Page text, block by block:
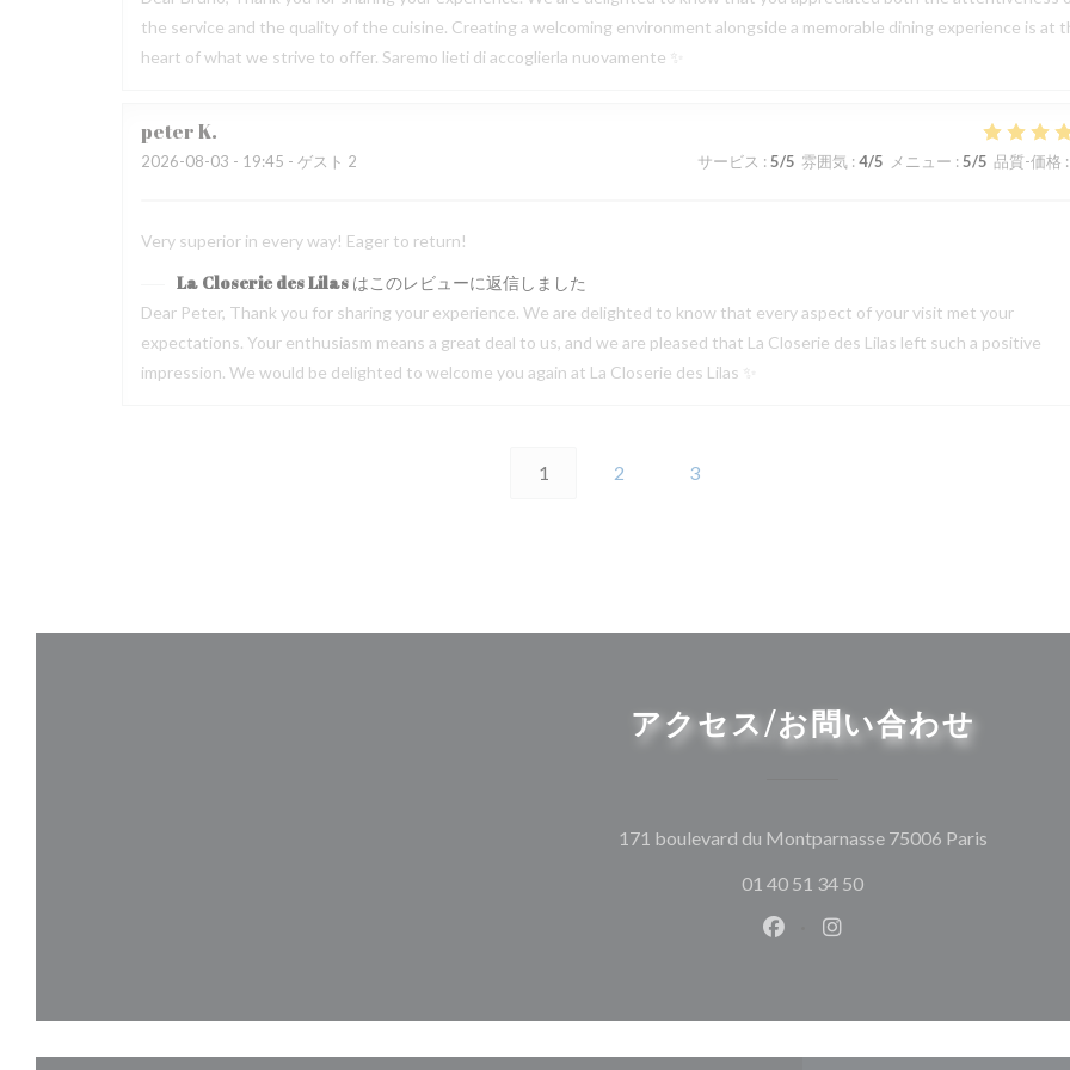
the service and the quality of the cuisine. Creating a welcoming environment alongside a memorable dining experience is at
heart of what we strive to offer. Saremo lieti di accoglierla nuovamente ✨
peterK
2026-08-03 - 19:45 - ゲスト 2 サービス : 5/5 雰囲気: 4/5 メニュー : 5/5 品質-価格 :
Very superior in every way! Eager to return!
La Closerie des Lilas はこのレビューに返信しました
Dear Peter, Thank you for sharing your experience. We are delighted to know that every aspect of your visit met your
expectations. Your enthusiasm means a great deal to us, and we are pleased that La Closerie des Lilas left such a positive
impression. We would be delighted to welcome you again at La Closerie des Lilas ✨
1 2 3
アクセス/お問い合わせ
171 boulevard du Montparnasse 75006 Paris((新しい
01 40 51 34 50
Facebook ((新しいウィンドウ
Instagram ((新しいウィ